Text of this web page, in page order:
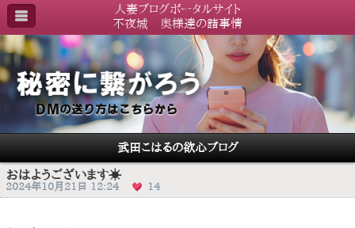
人妻ブログポータルサイト
不夜城 奥様達の諸事情
武田こはるの欲心ブログ
おはようございます☀️
2024年10月21日 12:24 14